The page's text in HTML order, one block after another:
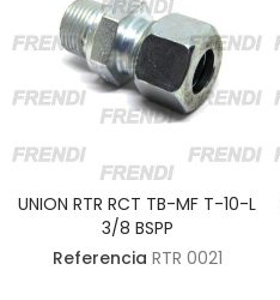
UNION RTR RCT TB-MF T-10-L
3/8 BSPP
Referencia RTR 0021